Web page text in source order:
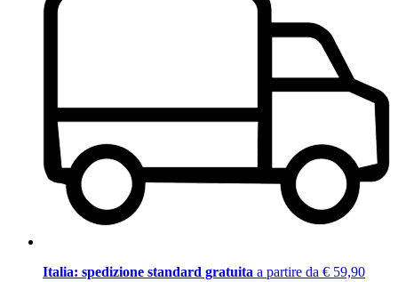
Italia: spedizione standard gratuita a partire da € 59,90